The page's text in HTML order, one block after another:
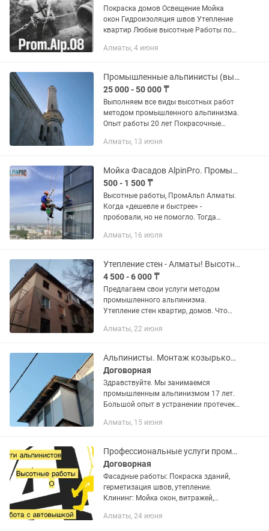
Покраска домов Освещение Мойка
окон Гидроизоляция швов Утепление
квартир Любые высотные Работы по
Алматы, 4 июня
Промышленные альпинисты (высотные работы)
25 000 - 50 000 ₸
Выполняем все виды высотных работ
методом промышленного альпинизма.
Опыт работы 20 лет Покрасочные
альпинизма Красим фасады , кровля ,
Алматы, 13 июня
Мойка Фасадов AlpinPro. Промышленные Альпинисты. Высотные работы. Ремонт.
500 - 1 500 ₸
Высотные работы, ПромАльп Алматы.
Когда «дешевле и быстрее» -
пробовали, но не помогло. Тогда
Фасадные работы любой сложности; 🟢
Алматы, 16 июля
Утепление стен - Алматы! Высотные работы.
4 500 - 6 000 ₸
Предлагаем свои услуги методом
промышленного альпинизма.
Утепление стен квартир, домов. Что
устраняет промерзание стен,
грибка,...
Алматы, 22 июня
Альпинисты. Монтаж козырьков и отливов. Гидроизоляция
Договорная
Здравствуйте. Мы занимаемся
промышленным альпинизмом 17 лет.
Большой опыт в устранении протечек
козырьков. Установка
различных конструкций от...
Алматы, 15 июня
Профессиональные услуги промышленных альпинистов. Мойке фасадов.
Договорная
Фасадные работы: Покраска зданий,
герметизация швов, утепление.
Клининг: Мойка окон, витражей,
мойка стеклянных козырьков. Монтаж
Алматы, 24 июня